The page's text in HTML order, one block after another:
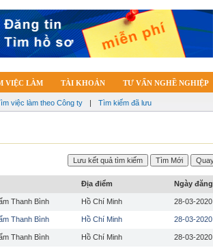
VIỆC LÀM TÀI KHOẢN TƯ VẤN NGHỀ NGHIỆP
việc làm theo Công ty | Tìm kiếm đã lưu
Địa điểm Ngày đăng
Thanh Bình Hồ Chí Minh 28-03-2020
Thanh Bình Hồ Chí Minh 28-03-2020
Thanh Bình Hồ Chí Minh 28-03-2020